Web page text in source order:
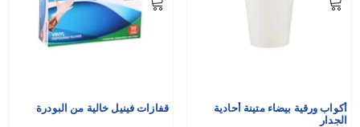
أكواب ورقية بيضاء متينة أحادية
الجدار
قفازات فينيل خالية من البودرة